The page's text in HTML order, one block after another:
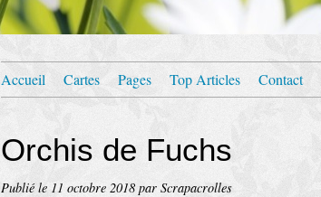
Accueil Cartes Pages Top Articles Contact
Orchis de Fuchs
Publié le 11 octobre 2018 par Scrapacrolles